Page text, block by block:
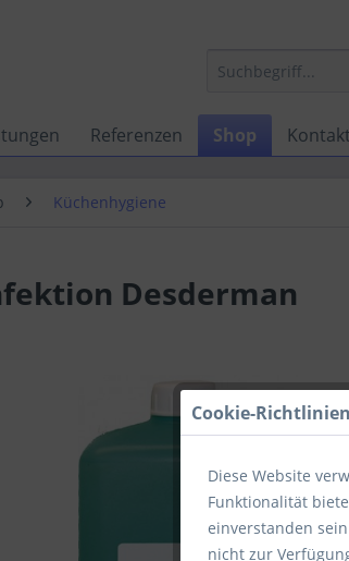
Referenzen Shop Kontakt
Küchenhygiene
Desderman
Cookie-Richtlinien
Diese Website
Funktionalität
einverstanden
nicht zur